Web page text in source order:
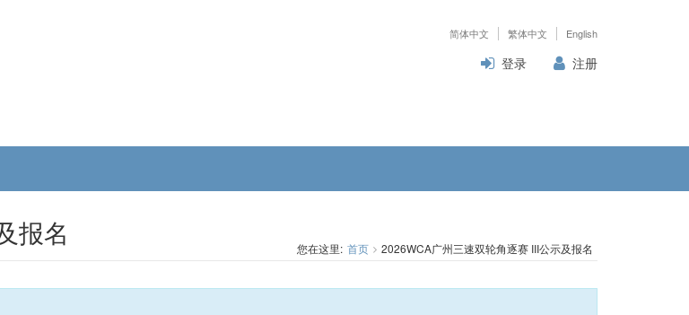
简体中文 繁体中文 English
登录 注册
报名 您在这里: 首页 2026WCA广州三速双轮角逐赛 III公示及报名